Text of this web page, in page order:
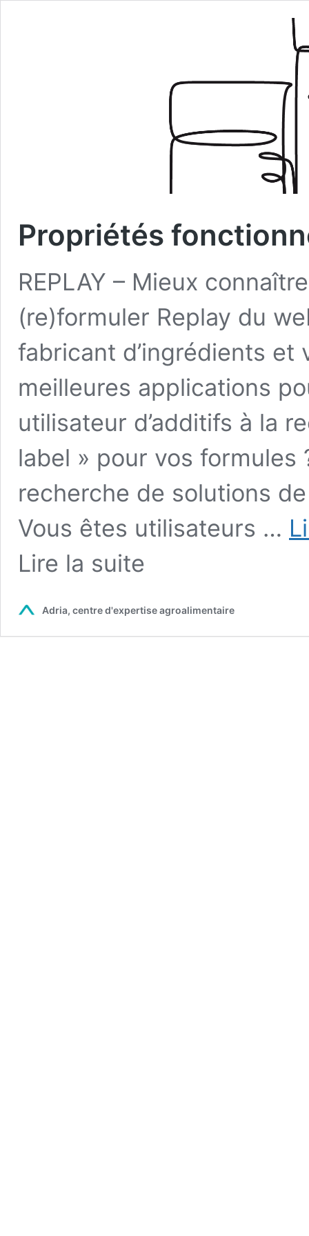
Propriétés
REPLAY – Mieux
(re)formuler Replay du
fabricant d’ingrédients
meilleures applications
utilisateur d’additifs à la
label » pour vos formules
recherche de solutions
Vous êtes utilisateurs …
Lire la suite
ingrédients
Adria, centre d'expertise agroalimentaire